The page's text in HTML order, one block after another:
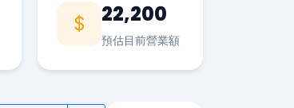
22,200
預估目前營業額